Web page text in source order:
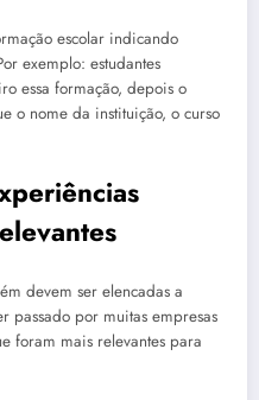
escolar indicando
exemplo: estudantes
essa formação, depois o
o nome da instituição, o curso
devem ser elencadas a
passado por muitas empresas
foram mais relevantes para